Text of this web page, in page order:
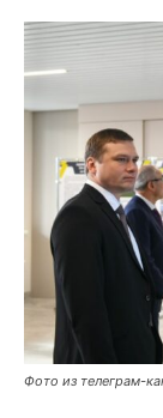
Фото из телеграм-